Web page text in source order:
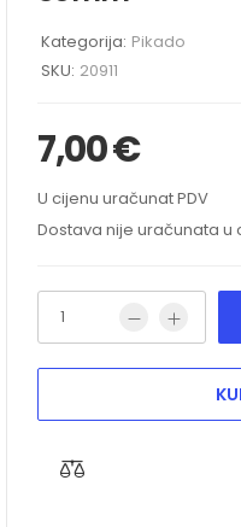
Kategorija: Pikado
SKU: 20911
7,00€
U cijenu uračunat PDV
Dostava nije uračunata u